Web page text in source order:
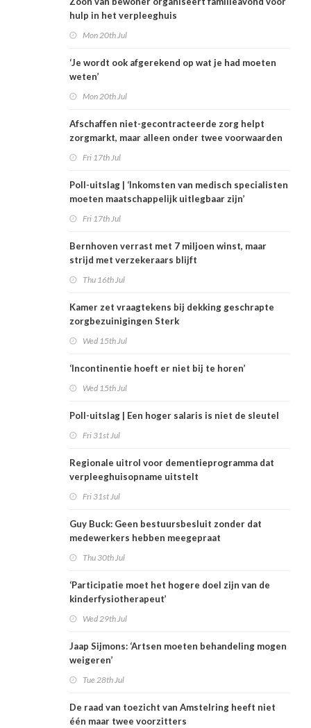
hulp in het verpleeghuis
Mon 20th Jul
‘Je wordt ook afgerekend op wat je had moeten
weten’
Mon 20th Jul
Afschaffen niet-gecontracteerde zorg helpt
zorgmarkt, maar alleen onder twee voorwaarden
Fri 17th Jul
Poll-uitslag | ‘Inkomsten van medisch specialisten
moeten maatschappelijk uitlegbaar zijn’
Fri 17th Jul
Bernhoven verrast met 7 miljoen winst, maar
strijd met verzekeraars blijft
Thu 16th Jul
Kamer zet vraagtekens bij dekking geschrapte
zorgbezuinigingen Sterk
Wed 15th Jul
‘Incontinentie hoeft er niet bij te horen’
Wed 15th Jul
Poll-uitslag | Een hoger salaris is niet de sleutel
Fri 31st Jul
Regionale uitrol voor dementieprogramma dat
verpleeghuisopname uitstelt
Fri 31st Jul
Guy Buck: Geen bestuursbesluit zonder dat
medewerkers hebben meegepraat
Thu 30th Jul
‘Participatie moet het hogere doel zijn van de
kinderfysiotherapeut’
Wed 29th Jul
Jaap Sijmons: ‘Artsen moeten behandeling mogen
weigeren’
Tue 28th Jul
De raad van toezicht van Amstelring heeft niet
één maar twee voorzitters